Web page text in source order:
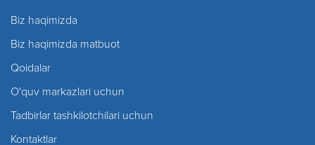
Biz haqimizda
Biz haqimizda matbuot
Qoidalar
O'quv markazlari uchun
Tadbirlar tashkilotchilari uchun
Kontaktlar